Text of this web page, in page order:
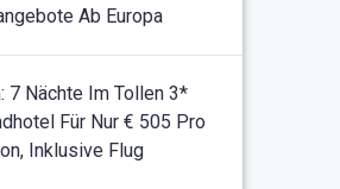
Ab Europa
7 Nächte Im Tollen 3*
Für Nur € 505 Pro
Inklusive Flug